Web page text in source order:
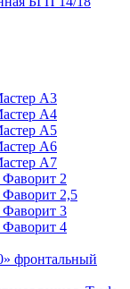
А3
А4
А5
А6
А7
2
2,5
3
4
фронтальный